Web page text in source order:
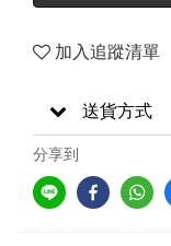
加入追蹤清單
送貨方式
分享到